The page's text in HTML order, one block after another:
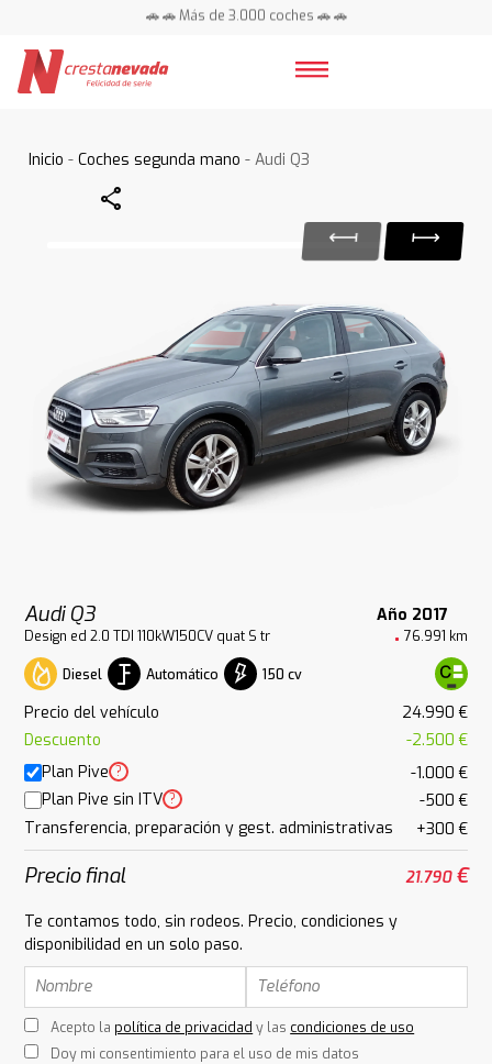
🚗 🚗 Más de 3.000 coches 🚗 🚗
Inicio -Coches segunda mano - Audi Q3
Share
Audi Q3 Año 2017
Design ed 2.0 TDI 110kW150CV quat S tr 76.991 km
Diesel Automático 150 cv
Precio del vehículo
24.990 €
Descuento
-2.500 €
Plan Pive ?
-1.000 €
Plan Pive sin ITV ?
-500 €
Transferencia, preparación y gest. administrativas
+300 €
Precio final 21.790€
Te contamos todo, sin rodeos. Precio, condiciones y
disponibilidad en un solo paso.
Acepto la política de privacidad y las condiciones de uso
Doy mi consentimiento para el uso de mis datos